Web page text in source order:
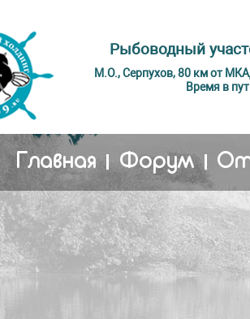
Рыбоводный
М.О., Серпухов, 80 км от
Время в
Главная Форум